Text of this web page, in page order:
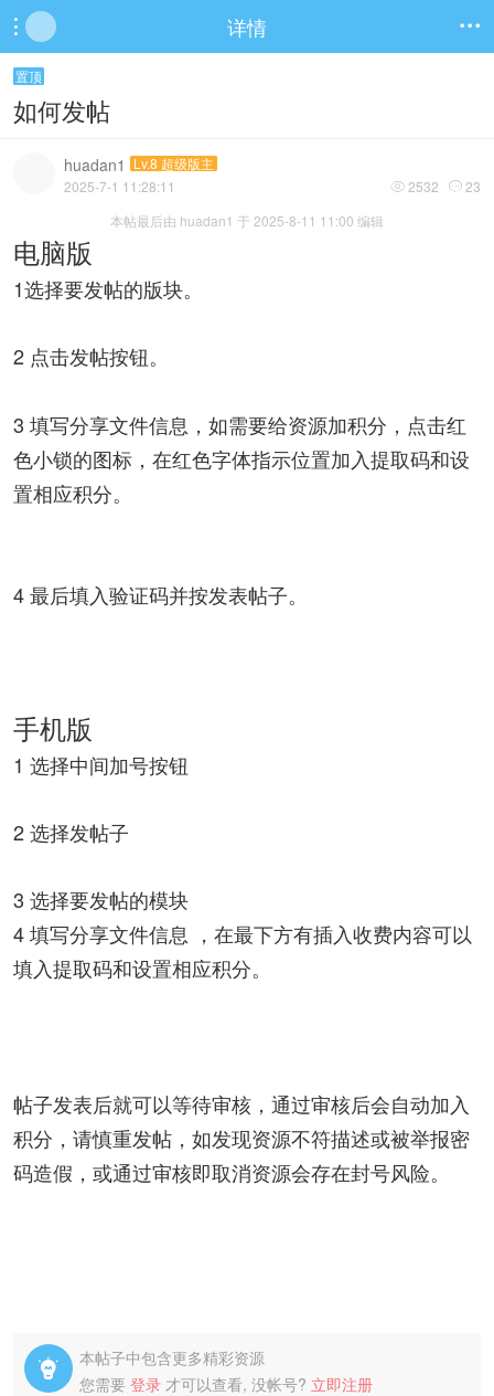
 详情 
置顶
如何发帖
huadan1 Lv.8 超级版主
 2532  23
2025-7-1 11:28:11
本帖最后由 huadan1 于 2025-8-11 11:00 编辑
电脑版
1选择要发帖的版块。
2 点击发帖按钮。
3 填写分享文件信息，如需要给资源加积分，点击红
色小锁的图标，在红色字体指示位置加入提取码和设
置相应积分。
4 最后填入验证码并按发表帖子。
手机版
1 选择中间加号按钮
2 选择发帖子
3 选择要发帖的模块
4 填写分享文件信息 ，在最下方有插入收费内容可以
填入提取码和设置相应积分。
帖子发表后就可以等待审核，通过审核后会自动加入
积分，请慎重发帖，如发现资源不符描述或被举报密
码造假，或通过审核即取消资源会存在封号风险。

本帖子中包含更多精彩资源
您需要 登录 才可以查看, 没帐号? 立即注册